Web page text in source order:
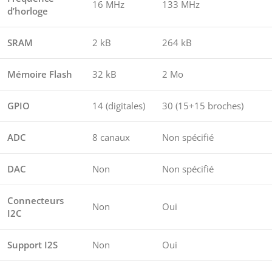
d’horloge
16 MHz 133 MHz
SRAM 2 kB 264 kB
Mémoire Flash 32 kB 2 Mo
GPIO 14 (digitales) 30 (15+15 broches)
ADC 8 canaux Non spécifié
DAC Non Non spécifié
Connecteurs
I2C
Non Oui
Support I2S Non Oui